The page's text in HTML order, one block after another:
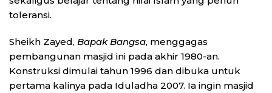
toleransi.
Sheikh Zayed, Bapak Bangsa, menggagas
pembangunan masjid ini pada akhir 1980-an.
Konstruksi dimulai tahun 1996 dan dibuka untuk
pertama kalinya pada Iduladha 2007. Ia ingin masjid